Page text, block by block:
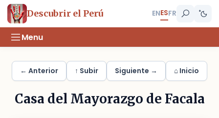
Descubrir el Perú ENESFR
Menu
← Anterior ↑ Subir Siguiente → ⌂ Inicio
Casa del Mayorazgo de Facala